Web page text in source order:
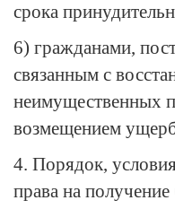
срока
6) гражданами,
связанным с
неимущественных
возмещением
4. Порядок,
права на